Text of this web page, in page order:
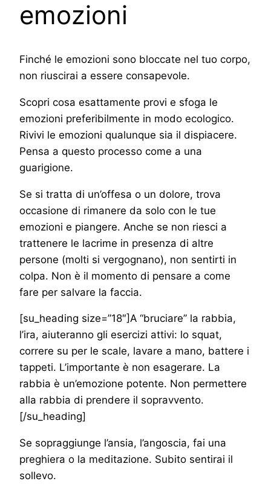
emozioni
Finché le emozioni sono bloccate nel tuo corpo,
non riuscirai a essere consapevole.
Scopri cosa esattamente provi e sfoga le
emozioni preferibilmente in modo ecologico.
Rivivi le emozioni qualunque sia il dispiacere.
Pensa a questo processo come a una
guarigione.
Se si tratta di un’offesa o un dolore, trova
occasione di rimanere da solo con le tue
emozioni e piangere. Anche se non riesci a
trattenere le lacrime in presenza di altre
persone (molti si vergognano), non sentirti in
colpa. Non è il momento di pensare a come
fare per salvare la faccia.
[su_heading size=”18″]A “bruciare” la rabbia,
l’ira, aiuteranno gli esercizi attivi: lo squat,
correre su per le scale, lavare a mano, battere i
tappeti. L’importante è non esagerare. La
rabbia è un’emozione potente. Non permettere
alla rabbia di prendere il sopravvento.
[/su_heading]
Se sopraggiunge l’ansia, l’angoscia, fai una
preghiera o la meditazione. Subito sentirai il
sollevo.